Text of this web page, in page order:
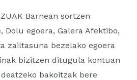
Barnean sortzen
Dolu egoera, Galera Afektibo,
zailtasuna bezelako egoera
bizitzen ditugula kontuan
bakoitzak bere